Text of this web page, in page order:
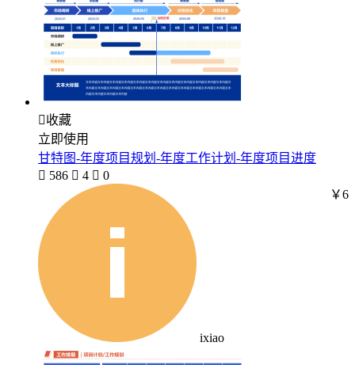
收藏
立即使用
甘特图-年度项目规划-年度工作计划-年度项目进度
 586  4  0
ixiao
￥6